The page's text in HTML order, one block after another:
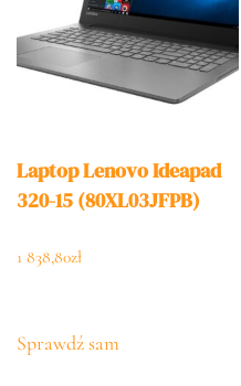
Laptop Lenovo Ideapad
320-15 (80XL03JFPB)
1 838,80zł
Sprawdź sam